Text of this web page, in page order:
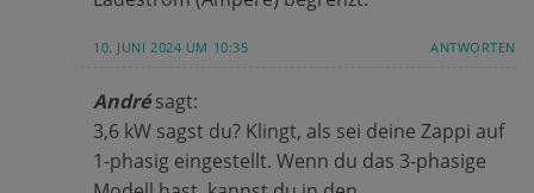
10. JUNI 2024 UM 10:35 ANTWORTEN
André sagt:
3,6 kW sagst du? Klingt, als sei deine Zappi auf
1-phasig eingestellt. Wenn du das 3-phasige